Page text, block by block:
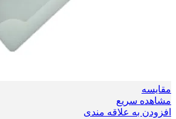
مقایسه
مشاهده سریع
افزودن به علاقه مندی